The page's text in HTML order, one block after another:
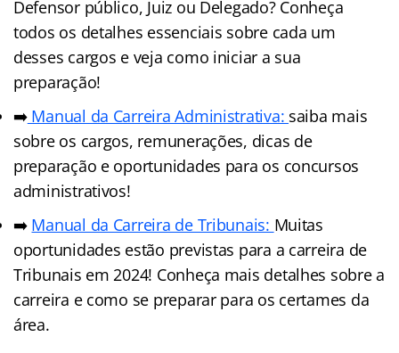
Defensor público, Juiz ou Delegado? Conheça
todos os detalhes essenciais sobre cada um
desses cargos e veja como iniciar a sua
preparação!
➡️Manual da Carreira Administrativa: saiba mais
sobre os cargos, remunerações, dicas de
preparação e oportunidades para os concursos
administrativos!
➡️ Manual da Carreira de Tribunais: Muitas
oportunidades estão previstas para a carreira de
Tribunais em 2024! Conheça mais detalhes sobre a
carreira e como se preparar para os certames da
área.